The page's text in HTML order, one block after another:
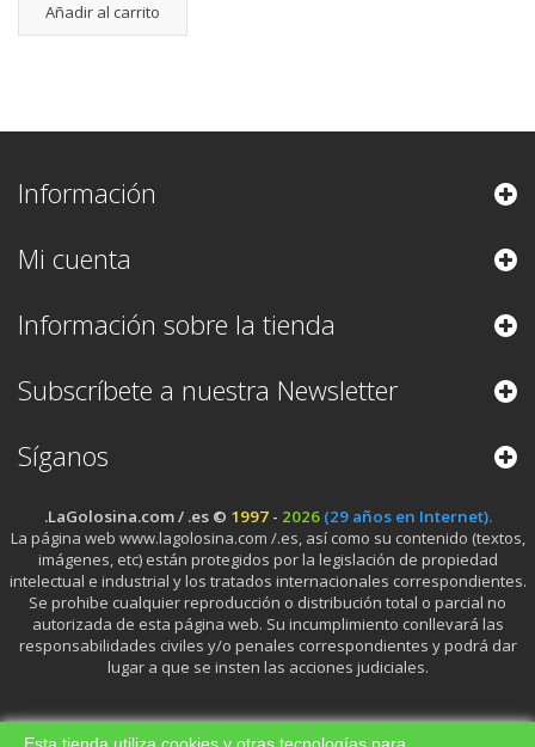
Añadir al carrito
Información
Mi cuenta
Información sobre la tienda
Subscríbete a nuestra Newsletter
Síganos
.LaGolosina.com / .es © 1997- 2026 (29 años en Internet).
La página web www.lagolosina.com /.es, así como su contenido (textos,
imágenes, etc) están protegidos por la legislación de propiedad
intelectual e industrial y los tratados internacionales correspondientes.
Se prohibe cualquier reproducción o distribución total o parcial no
autorizada de esta página web. Su incumplimiento conllevará las
responsabilidades civiles y/o penales correspondientes y podrá dar
lugar a que se insten las acciones judiciales.